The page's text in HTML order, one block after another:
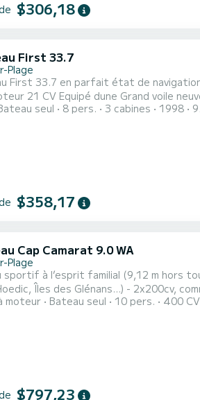
$306,18
First 33.7
Plage
parfait état de navigation Croiseur de 10 m rapide et confortable, version 3 cabines et 2m10 de
récent et spi symétrique. Grâce à sa carène éprouvée vous profiterez
à mener pour de longs bords autour des îles bretonnes. Le
seul 8 pers. 3 cabines 1998
$358,17
Cap Camarat 9.0 WA
Plage
familial (9,12 m hors tout) - Confortable et très bien équipé pour la petite croisière (Groix,
- 2x200cv, commandes électriques, flaps automatiques ZIPWAKE, propulseur d'étrave - 2
doubles (+ possibilité 1 couchage double cockpit
moteur Bateau seul 10 pers. 400 CV
$797,23